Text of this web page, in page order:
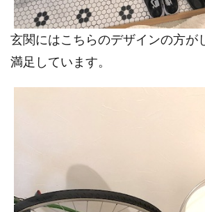
玄関にはこちらのデザインの方が
満足しています。